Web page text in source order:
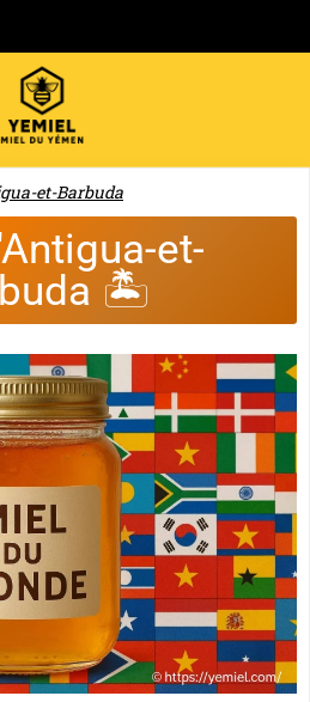
et-Barbuda
et-
🏝️